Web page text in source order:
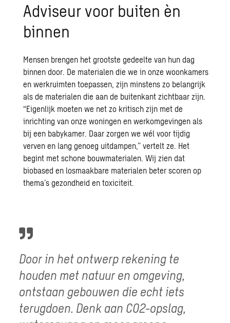
Adviseur voor buiten èn
binnen
Mensen brengen het grootste gedeelte van hun dag
binnen door. De materialen die we in onze woonkamers
en werkruimten toepassen, zijn minstens zo belangrijk
als de materialen die aan de buitenkant zichtbaar zijn.
“Eigenlijk moeten we net zo kritisch zijn met de
inrichting van onze woningen en werkomgevingen als
bij een babykamer. Daar zorgen we wél voor tijdig
verven en lang genoeg uitdampen,” vertelt ze. Het
begint met schone bouwmaterialen.Wij zien dat
biobased en losmaakbare materialen beter scoren op
thema’s gezondheid en toxiciteit.
Door in het ontwerp rekening te
houden met natuur en omgeving,
ontstaan gebouwen die echt iets
terugdoen. Denk aan CO2-opslag,